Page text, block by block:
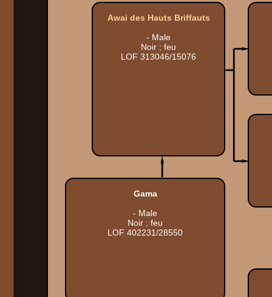
Awai des Hauts Briffauts
- Male
Noir ; feu
LOF 313046/15076
Gama
- Male
Noir ; feu
LOF 402231/28550